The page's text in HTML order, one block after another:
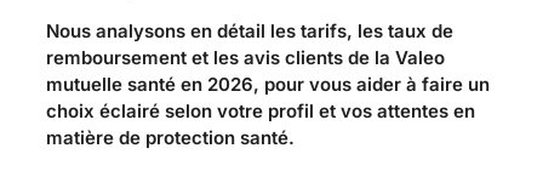
Nous analysons en détail les tarifs, les taux de
remboursement et les avis clients de la Valeo
mutuelle santé en 2026, pour vous aider à faire un
choix éclairé selon votre profil et vos attentes en
matière de protection santé.